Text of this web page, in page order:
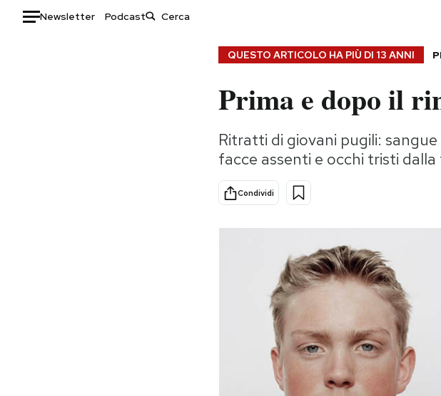
Newsletter Podcast
Consumismi
Storie/Idee
Ok Boomer!
QUESTO ARTICOLO HA PIÙ DI 13 ANNI
Prima e dopo il
Ritratti di giovani pugili:
facce assenti e occhi tristi
Condividi